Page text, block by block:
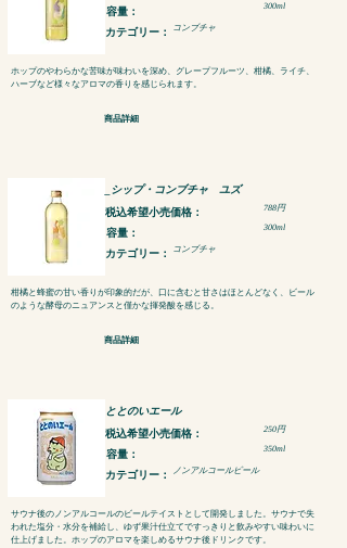
300ml
容量：
コンブチャ
カテゴリー：
ホップのやわらかな苦味が味わいを深め、グレープフルーツ、柑橘、ライチ、
ハーブなど様々なアロマの香りを感じられます。
商品詳細
_シップ・コンブチャ ユズ
税込​希望小売価格：
788円
300ml
容量：
コンブチャ
カテゴリー：
柑橘と蜂蜜の甘い香りが印象的だが、口に含むと甘さはほとんどなく、ビール
のような酵母のニュアンスと僅かな揮発酸を感じる。
商品詳細
ととのいエール
税込​希望小売価格：
250円
350ml
容量：
ノンアルコールビール
カテゴリー：
サウナ後のノンアルコールのビールテイストとして開発しました。サウナで失
われた塩分・水分を補給し、ゆず果汁仕立てですっきりと飲みやすい味わいに
仕上げました。ホップのアロマを楽しめるサウナ後ドリンクです。